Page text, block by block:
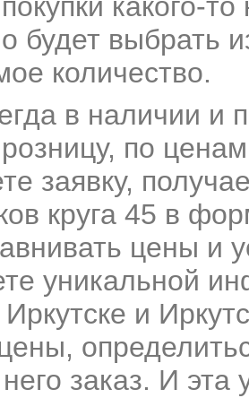
какого-
будет выбрать
количество.
в наличии и
по
заявку,
круга 45 в
цены и
уникальной
Иркутске и
заказ. И эта